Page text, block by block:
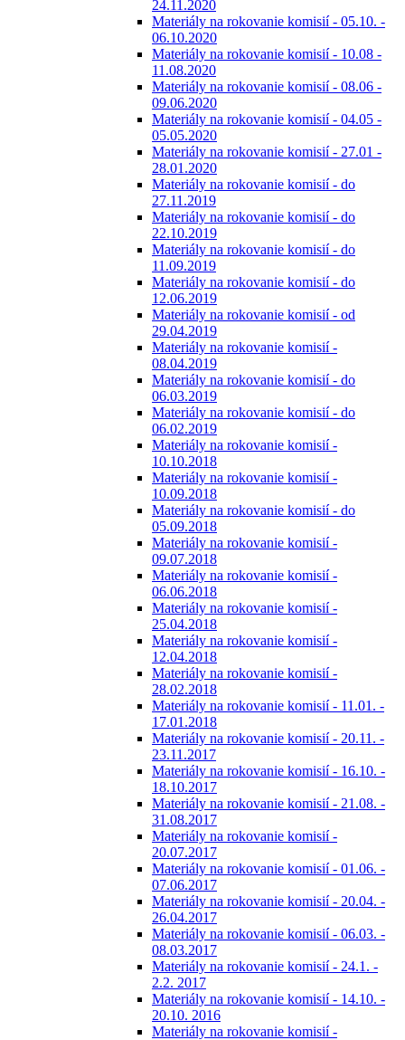
24.11.2020
Materiály na rokovanie komisií - 05.10. -
06.10.2020
Materiály na rokovanie komisií - 10.08 -
11.08.2020
Materiály na rokovanie komisií - 08.06 -
09.06.2020
Materiály na rokovanie komisií - 04.05 -
05.05.2020
Materiály na rokovanie komisií - 27.01 -
28.01.2020
Materiály na rokovanie komisií - do
27.11.2019
Materiály na rokovanie komisií - do
22.10.2019
Materiály na rokovanie komisií - do
11.09.2019
Materiály na rokovanie komisií - do
12.06.2019
Materiály na rokovanie komisií - od
29.04.2019
Materiály na rokovanie komisií -
08.04.2019
Materiály na rokovanie komisií - do
06.03.2019
Materiály na rokovanie komisií - do
06.02.2019
Materiály na rokovanie komisií -
10.10.2018
Materiály na rokovanie komisií -
10.09.2018
Materiály na rokovanie komisií - do
05.09.2018
Materiály na rokovanie komisií -
09.07.2018
Materiály na rokovanie komisií -
06.06.2018
Materiály na rokovanie komisií -
25.04.2018
Materiály na rokovanie komisií -
12.04.2018
Materiály na rokovanie komisií -
28.02.2018
Materiály na rokovanie komisií - 11.01. -
17.01.2018
Materiály na rokovanie komisií - 20.11. -
23.11.2017
Materiály na rokovanie komisií - 16.10. -
18.10.2017
Materiály na rokovanie komisií - 21.08. -
31.08.2017
Materiály na rokovanie komisií -
20.07.2017
Materiály na rokovanie komisií - 01.06. -
07.06.2017
Materiály na rokovanie komisií - 20.04. -
26.04.2017
Materiály na rokovanie komisií - 06.03. -
08.03.2017
Materiály na rokovanie komisií - 24.1. -
2.2. 2017
Materiály na rokovanie komisií - 14.10. -
20.10. 2016
Materiály na rokovanie komisií -